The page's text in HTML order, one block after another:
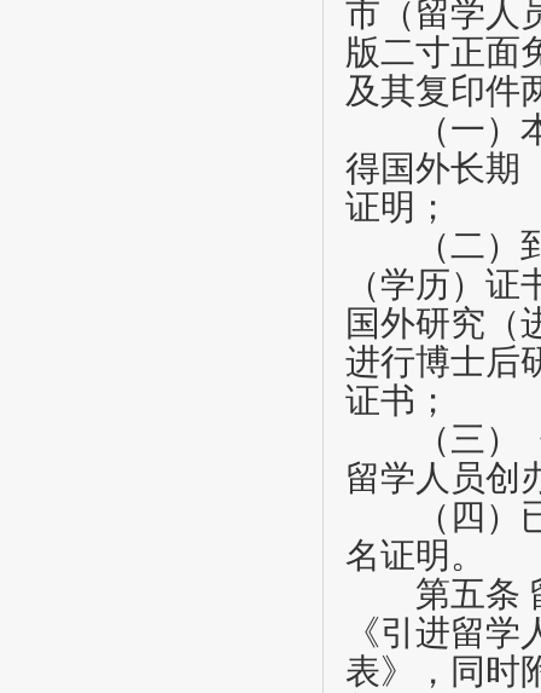
市（留学人
版二寸正面
及其复印件
（一）本
得国外长期
证明；
（二）到
（学历）
国外研究（
进行博士后
证书；
（三）《
留学人员创
（四）已
名证明。
第五条
《引进留
表》，同时